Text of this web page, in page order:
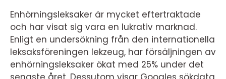
Enhörningsleksaker är mycket eftertraktade
och har visat sig vara en lukrativ marknad.
Enligt en undersökning från den internationella
leksaksföreningen lekzeug, har försäljningen av
enhörningsleksaker ökat med 25% under det